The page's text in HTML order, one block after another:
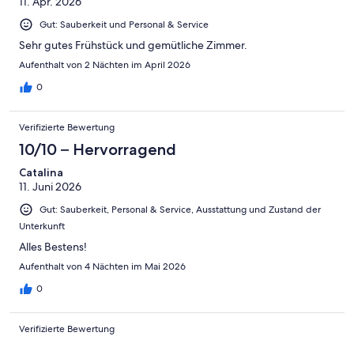
Ungenügend
Gut: Sauberkeit und Personal & Service
Sehr gutes Frühstück und gemütliche Zimmer.
Aufenthalt von 2 Nächten im April 2026
0
Verifizierte Bewertung
10/10 – Hervorragend
Catalina
11. Juni 2026
Gut: Sauberkeit, Personal & Service, Ausstattung und Zustand der
Unterkunft
Alles Bestens!
Aufenthalt von 4 Nächten im Mai 2026
0
Verifizierte Bewertung